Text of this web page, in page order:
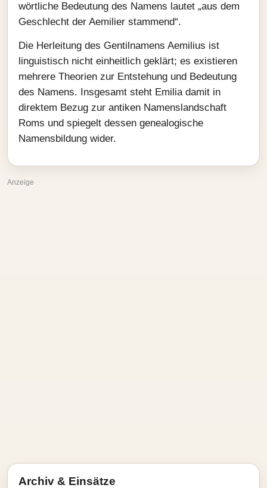
wörtliche Bedeutung des Namens lautet „aus dem
Geschlecht der Aemilier stammend“.
Die Herleitung des Gentilnamens Aemilius ist
linguistisch nicht einheitlich geklärt; es existieren
mehrere Theorien zur Entstehung und Bedeutung
des Namens. Insgesamt steht Emilia damit in
direktem Bezug zur antiken Namenslandschaft
Roms und spiegelt dessen genealogische
Namensbildung wider.
Anzeige
Archiv & Einsätze